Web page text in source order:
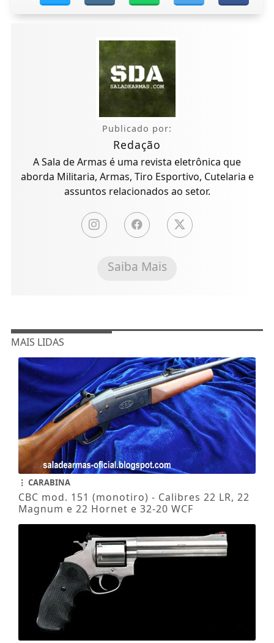
Publicado por:
Redação
A Sala de Armas é uma revista eletrônica que
aborda Militaria, Armas, Tiro Esportivo, Cutelaria e
assuntos relacionados ao setor.
Saiba Mais
MAIS LIDAS
CARABINA
CBC mod. 151 (monotiro) - Calibres 22 LR, 22
Magnum e 22 Hornet e 32-20 WCF